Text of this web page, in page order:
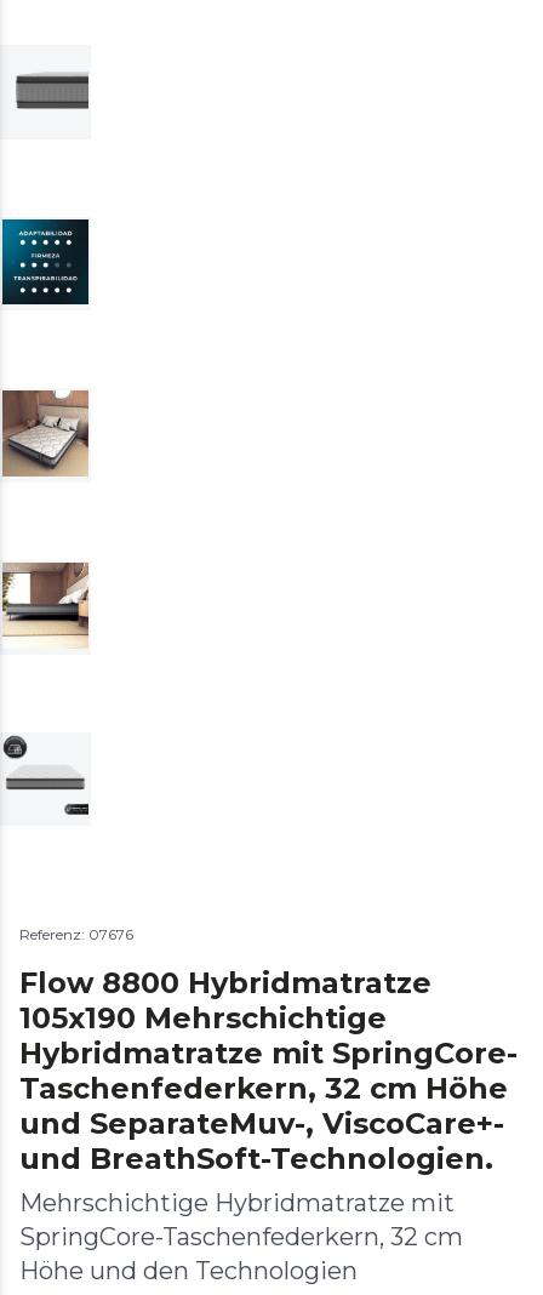
Referenz: 07676
Flow 8800 Hybridmatratze
105x190 Mehrschichtige
Hybridmatratze mit SpringCore-
Taschenfederkern, 32 cm Höhe
und SeparateMuv-, ViscoCare+-
und BreathSoft-Technologien.
Mehrschichtige Hybridmatratze mit
SpringCore-Taschenfederkern, 32 cm
Höhe und den Technologien